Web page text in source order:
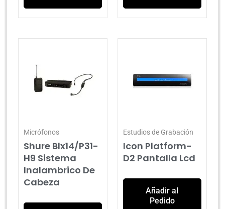
Micrófonos
Shure Blx14/P31-
H9 Sistema
Inalambrico De
Cabeza
Estudios de Grabación
Icon Platform-
D2 Pantalla Lcd
Añadir al
Pedido